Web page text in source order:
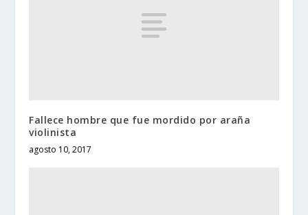
Fallece hombre que fue mordido por araña
violinista
agosto 10, 2017